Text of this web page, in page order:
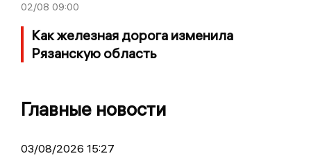
02/08 09:00
Как железная дорога изменила
Рязанскую область
Главные новости
03/08/2026 15:27